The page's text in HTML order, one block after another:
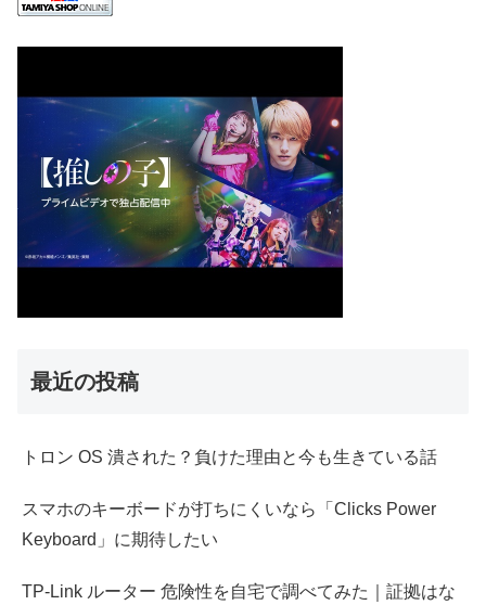
最近の投稿
トロン OS 潰された？負けた理由と今も生きている話
スマホのキーボードが打ちにくいなら「Clicks Power
Keyboard」に期待したい
TP-Link ルーター 危険性を自宅で調べてみた｜証拠はな